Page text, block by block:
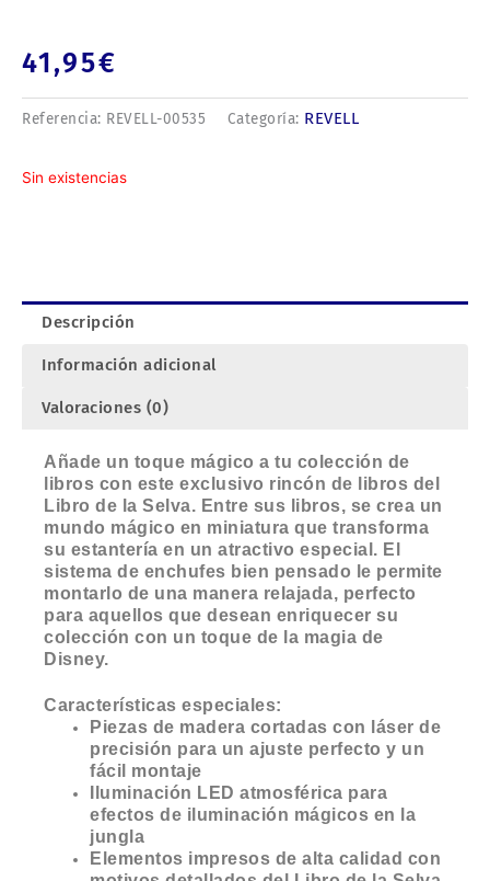
41,95€
Referencia: REVELL-00535 Categoría: REVELL
Sin existencias
Descripción
Información adicional
Valoraciones (0)
Añade un toque mágico a tu colección de
libros con este exclusivo rincón de libros del
Libro de la Selva. Entre sus libros, se crea un
mundo mágico en miniatura que transforma
su estantería en un atractivo especial. El
sistema de enchufes bien pensado le permite
montarlo de una manera relajada, perfecto
para aquellos que desean enriquecer su
colección con un toque de la magia de
Disney.
Características especiales:
Piezas de madera cortadas con láser de
precisión para un ajuste perfecto y un
fácil montaje
Iluminación LED atmosférica para
efectos de iluminación mágicos en la
jungla
Elementos impresos de alta calidad con